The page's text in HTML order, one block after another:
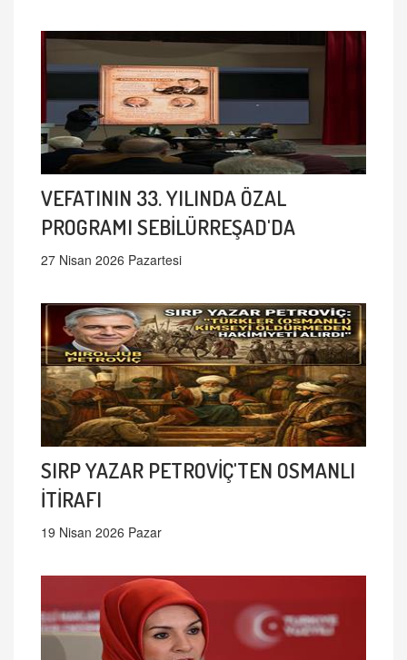
VEFATININ 33. YILINDA ÖZAL
PROGRAMI SEBİLÜRREŞAD'DA
27 Nisan 2026 Pazartesi
SIRP YAZAR PETROVİÇ'TEN OSMANLI
İTİRAFI
19 Nisan 2026 Pazar